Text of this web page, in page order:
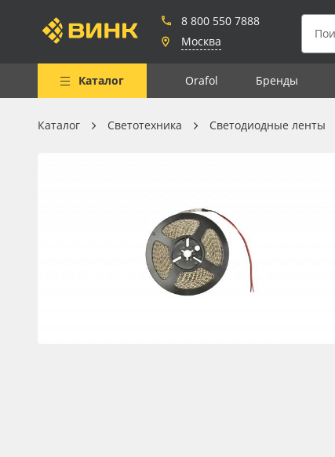
8 800 550 7888
Москва
Каталог Orafol Бренды
Весь каталог
Листовые материалы
Клей, скотчи и крепёж
Каталог Светотехника Светодиодные ленты